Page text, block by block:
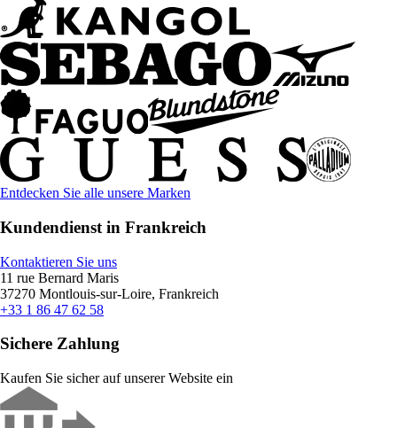
Entdecken Sie alle unsere Marken
Kundendienst in Frankreich
Kontaktieren Sie uns
11 rue Bernard Maris
37270 Montlouis-sur-Loire, Frankreich
+33 1 86 47 62 58
Sichere Zahlung
Kaufen Sie sicher auf unserer Website ein